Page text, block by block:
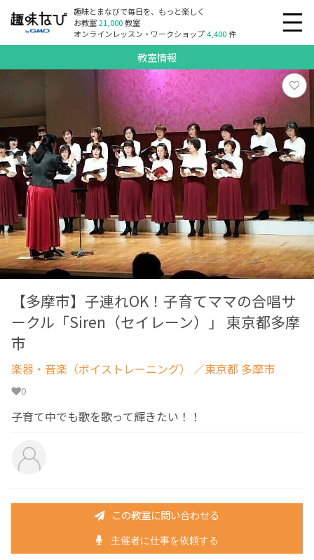
趣味とまなびで毎日を、もっと楽しく
お教室21,000教室
オンラインレッスン・ワークショップ4,400件
教室情報
【多摩市】子連れOK！子育てママの合唱サ
ークル「Siren（セイレーン）」 東京都多摩
市
楽器・音楽（ボイストレーニング） ／東京都 多摩市
0
子育て中でも歌を歌って輝きたい！！
この教室に問い合わせる
主催者に仕事を依頼する